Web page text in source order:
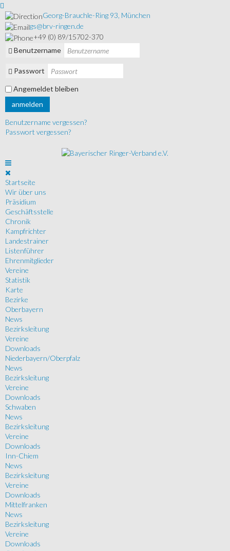
Georg-Brauchle-Ring 93, München
gs@brv-ringen.de
+49 (0) 89/15702-370
Benutzername
Passwort
Angemeldet bleiben
anmelden
Benutzername vergessen?
Passwort vergessen?
Startseite
Wir über uns
Präsidium
Geschäftsstelle
Chronik
Kampfrichter
Landestrainer
Listenführer
Ehrenmitglieder
Vereine
Statistik
Karte
Bezirke
Oberbayern
News
Bezirksleitung
Vereine
Downloads
Niederbayern/Oberpfalz
News
Bezirksleitung
Vereine
Downloads
Schwaben
News
Bezirksleitung
Vereine
Downloads
Inn-Chiem
News
Bezirksleitung
Vereine
Downloads
Mittelfranken
News
Bezirksleitung
Vereine
Downloads